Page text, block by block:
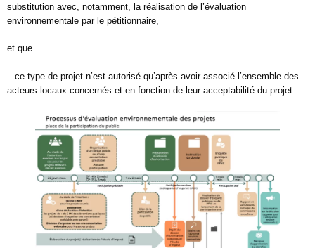
substitution avec, notamment, la réalisation de l’évaluation
environnementale par le pétitionnaire,
et que
– ce type de projet n’est autorisé qu’après avoir associé l’ensemble des
acteurs locaux concernés et en fonction de leur acceptabilité du projet.